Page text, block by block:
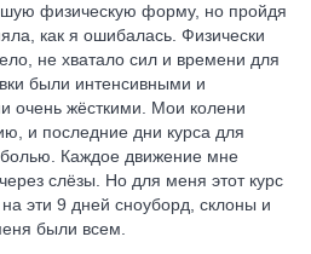
физическую форму, но пройдя
как я ошибалась. Физически
не хватало сил и времени для
были интенсивными и
жёсткими. Мои колени
и последние дни курса для
Каждое движение мне
слёзы. Но для меня этот курс
эти 9 дней сноуборд, склоны и
были всем.